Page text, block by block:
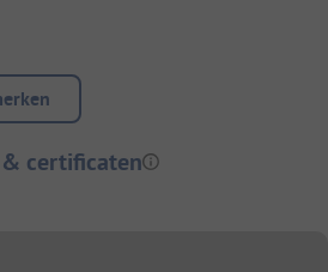
certificaten